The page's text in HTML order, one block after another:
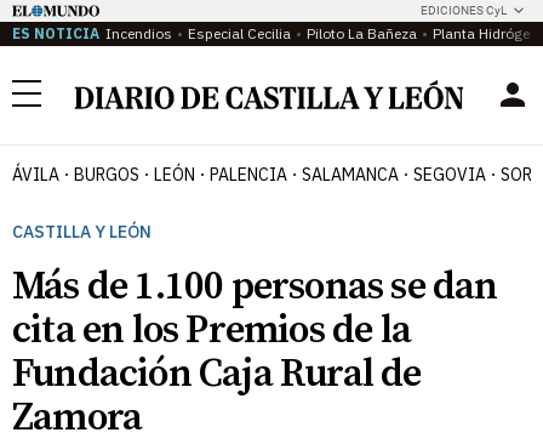
EDICIONES CyL
ES NOTICIA Incendios Especial Cecilia Piloto La Bañeza Planta
Menú
ÁVILA BURGOS LEÓN PALENCIA SALAMANCA SEGOVIA
CASTILLA Y LEÓN
Más de 1.100 personas se dan
cita en los Premios de la
Fundación Caja Rural de
Zamora